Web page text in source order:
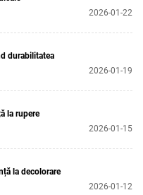
2026-01-22
durabilitatea
2026-01-19
la rupere
2026-01-15
la decolorare
2026-01-12